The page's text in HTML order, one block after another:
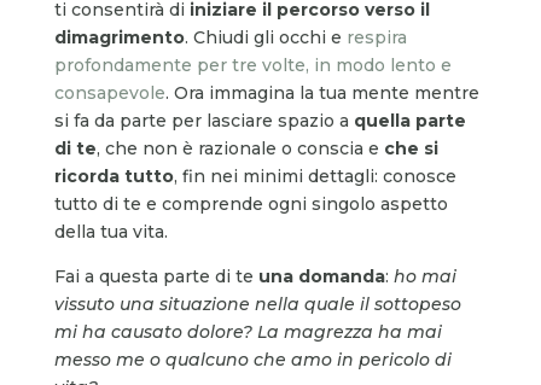
ti consentirà di iniziare il percorso verso il
dimagrimento. Chiudi gli occhi e respira
profondamente per tre volte, in modo lento e
consapevole. Ora immagina la tua mente mentre
si fa da parte per lasciare spazio a quella parte
di te, che non è razionale o conscia e che si
ricorda tutto, fin nei minimi dettagli: conosce
tutto di te e comprende ogni singolo aspetto
della tua vita.
Fai a questa parte di te una domanda: ho mai
vissuto una situazione nella quale il sottopeso
mi ha causato dolore? La magrezza ha mai
messo me o qualcuno che amo in pericolo di